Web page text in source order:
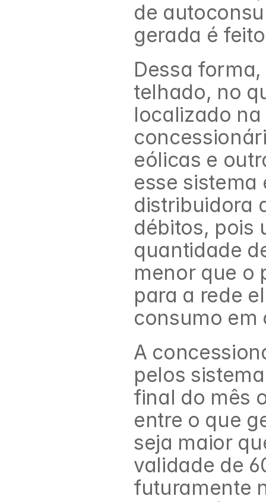
de
gerada é
Dessa
telhado, no
localizado
eólicas e
esse
distribuidora
débitos, pois
quantidade
menor que o
para a rede
consumo em
A
pelos
final do mês
entre o que
seja maior
validade de
futuramente